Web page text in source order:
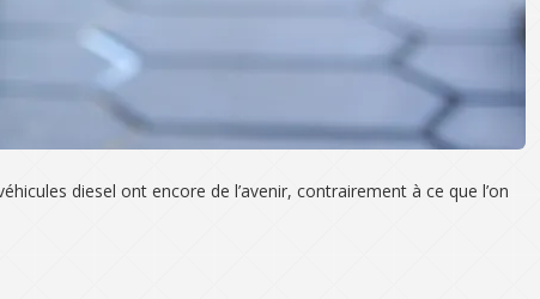
diesel ont encore de l’avenir, contrairement à ce que l’on